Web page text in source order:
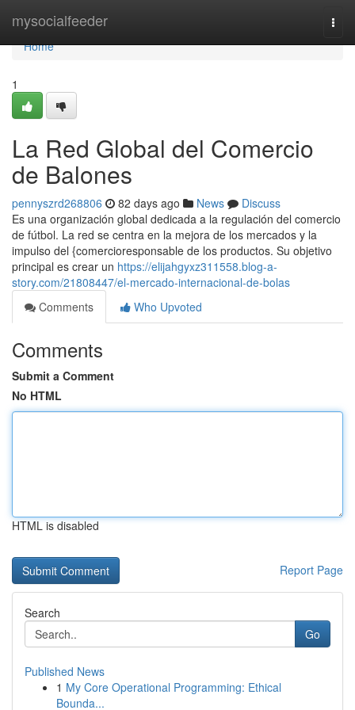
mysocialfeeder
Home
Home
1
La Red Global del Comercio
de Balones
pennyszrd268806 82 days ago News
Discuss
Es una organización global dedicada a la regulación del comercio
de fútbol. La red se centra en la mejora de los mercados y la
impulso del {comercioresponsable de los productos. Su objetivo
principal es crear un https://elijahgyxz311558.blog-a-
story.com/21808447/el-mercado-internacional-de-bolas
Comments
Who Upvoted
Comments
Submit a Comment
No HTML
HTML is disabled
Report Page
Search
Go
Published News
1 My Core Operational Programming: Ethical
Bounda...